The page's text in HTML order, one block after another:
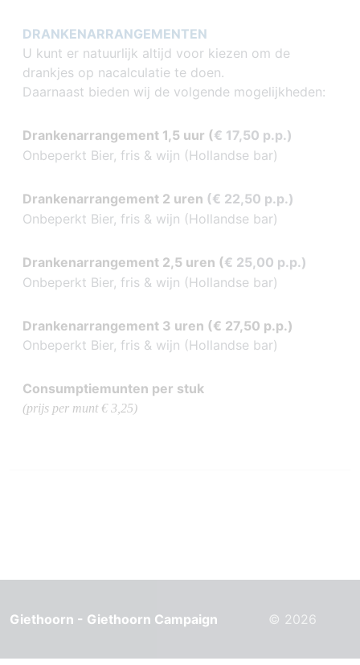
DRANKENARRANGEMENTEN
U kunt er natuurlijk altijd voor kiezen om de
drankjes op nacalculatie te doen.
Daarnaast bieden wij de volgende mogelijkheden:
Drankenarrangement 1,5 uur (€ 17,50 p.p.)
Onbeperkt Bier, fris & wijn (Hollandse bar)
Drankenarrangement 2 uren (€ 22,50 p.p.)
Onbeperkt Bier, fris & wijn (Hollandse bar)
Drankenarrangement 2,5 uren (€ 25,00 p.p.)
Onbeperkt Bier, fris & wijn (Hollandse bar)
Drankenarrangement 3 uren (€ 27,50 p.p.)
Onbeperkt Bier, fris & wijn (Hollandse bar)
Consumptiemunten per stuk
(prijs per munt € 3,25)
Giethoorn - Giethoorn Campaign © 2026